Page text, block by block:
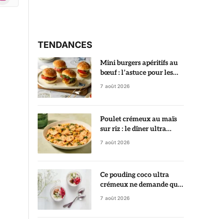
TENDANCES
Mini burgers apéritifs au
bœuf : l’astuce pour les
garder ultra juteux
7 août 2026
Poulet crémeux au maïs
sur riz : le dîner ultra
gourmand prêt en 35
7 août 2026
Ce pouding coco ultra
crémeux ne demande que
5 minutes de préparation
7 août 2026